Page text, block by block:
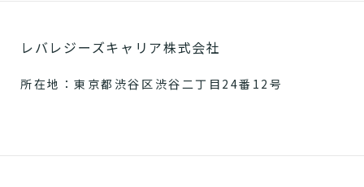
レバレジーズキャリア株式会社
所在地：東京都渋谷区渋谷二丁目24番12号